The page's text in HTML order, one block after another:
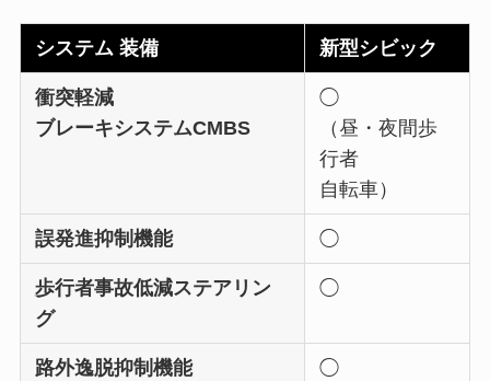
システム 装備 新型シビック
衝突軽減
ブレーキシステムCMBS
◯
（昼・夜間歩
行者
自転車）
誤発進抑制機能 ◯
歩行者事故低減ステアリン
グ
◯
路外逸脱抑制機能 ◯